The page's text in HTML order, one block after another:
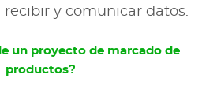
recibir y comunicar datos.
un proyecto de marcado de
productos?